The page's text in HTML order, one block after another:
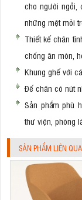
cho người ngồi,
những mệt mỏi
Thiết kế chân
chống ăn mòn,
Khung ghế với
Đế chân có nút
Sản phẩm phù
thư viện, phòng
SẢN PHẨM LIÊN